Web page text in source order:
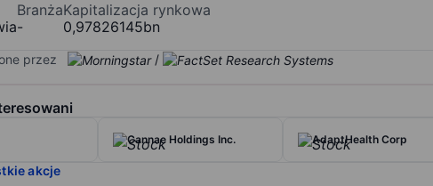
Branża
-
Kapitalizacja rynkowa
0,97826145bn
przez /
Cannae Holdings Inc. AdaptHealth Corp
akcje